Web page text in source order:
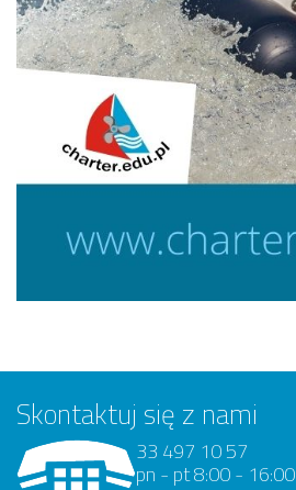
Skontaktuj się z nami
33 497 10 57
pn - pt 8:00 - 16:00